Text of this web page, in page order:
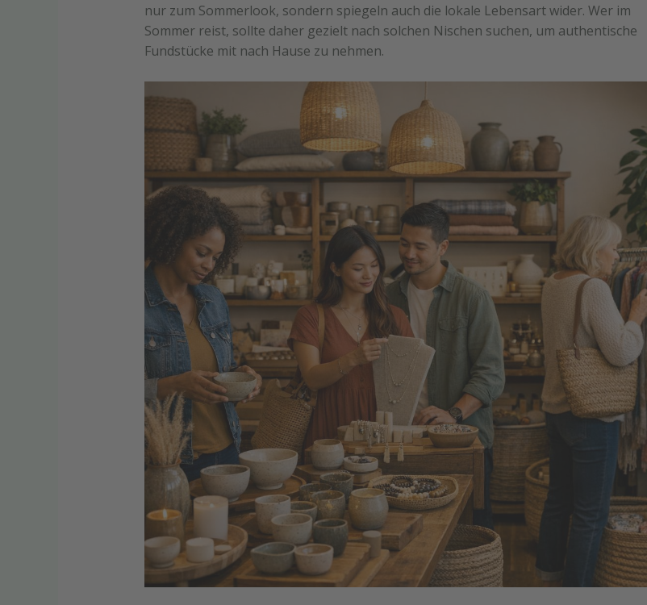
nur zum Sommerlook, sondern spiegeln auch die lokale Lebensart wider. Wer im
Sommer reist, sollte daher gezielt nach solchen Nischen suchen, um authentische
Fundstücke mit nach Hause zu nehmen.